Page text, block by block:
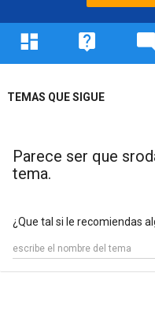
TEMAS QUE SIGUE
Parece ser que
tema.
¿Que tal si le recomiendas